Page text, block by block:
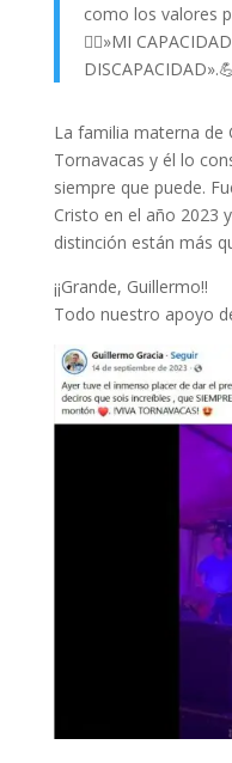
como los valores
🏊‍♀️»MI
La familia materna de
Tornavacas y él lo
siempre que puede.
Cristo en el año 2023
distinción están más
¡¡Grande, Guillermo!!
Todo nuestro apoyo